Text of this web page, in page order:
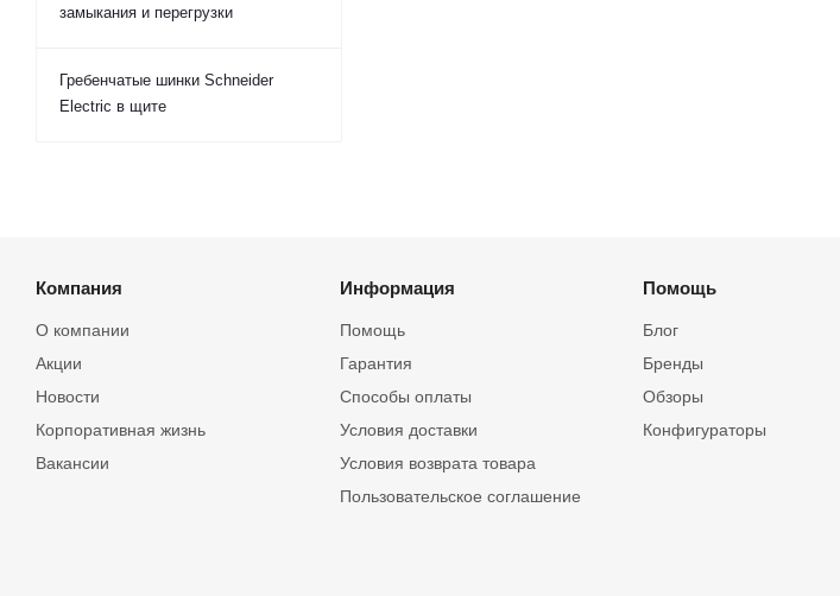
замыкания и перегрузки
Гребенчатые шинки Schneider
Electric в щите
Компания
О компании
Акции
Новости
Корпоративная жизнь
Вакансии
Информация
Помощь
Гарантия
Способы оплаты
Условия доставки
Условия возврата товара
Пользовательское соглашение
Помощь
Блог
Бренды
Обзоры
Конфигураторы